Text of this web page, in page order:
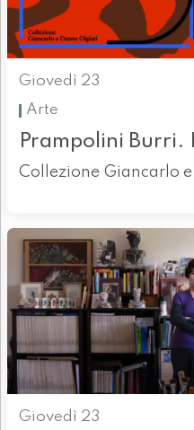
Giovedì 23
Arte
Prampolini Burri.
Collezione Giancarlo
Giovedì 23